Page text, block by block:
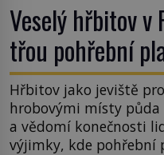
Veselý hřbitov v
třou pohřební
Hřbitov jako jeviště
hrobovými místy
a vědomí konečnosti
výjimky, kde pohřební